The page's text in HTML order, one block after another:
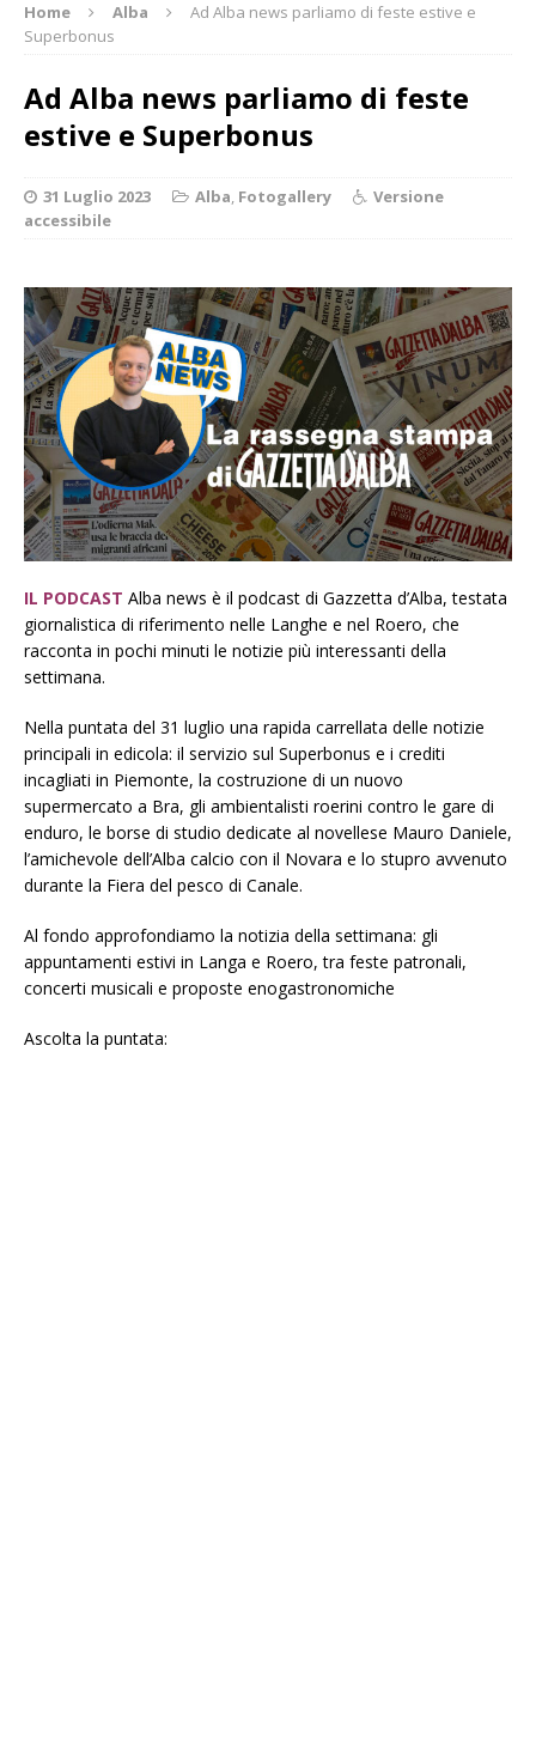
Home Alba
Ad Alba news parliamo di feste estive e
Superbonus
Ad Alba news parliamo di feste
estive e Superbonus
31 Luglio 2023 Alba, Fotogallery
Versione
accessibile
IL PODCAST Alba news è il podcast di Gazzetta d’Alba, testata
giornalistica di riferimento nelle Langhe e nel Roero, che
racconta in pochi minuti le notizie più interessanti della
settimana.
Nella puntata del 31 luglio una rapida carrellata delle notizie
principali in edicola: il servizio sul Superbonus e i crediti
incagliati in Piemonte, la costruzione di un nuovo
supermercato a Bra, gli ambientalisti roerini contro le gare di
enduro, le borse di studio dedicate al novellese Mauro Daniele,
l’amichevole dell’Alba calcio con il Novara e lo stupro avvenuto
durante la Fiera del pesco di Canale.
Al fondo approfondiamo la notizia della settimana: gli
appuntamenti estivi in Langa e Roero, tra feste patronali,
concerti musicali e proposte enogastronomiche
Ascolta la puntata: